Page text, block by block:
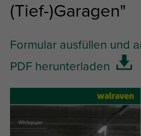
(Tief-)Garagen"
Formular ausfüllen und
PDF herunterladen